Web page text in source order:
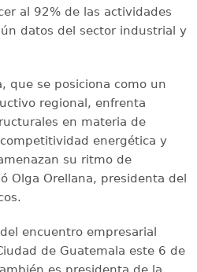
al 92% de las actividades
datos del sector industrial y
que se posiciona como un
regional, enfrenta
en materia de
energética y
su ritmo de
Olga Orellana, presidenta del
encuentro empresarial
de Guatemala este 6 de